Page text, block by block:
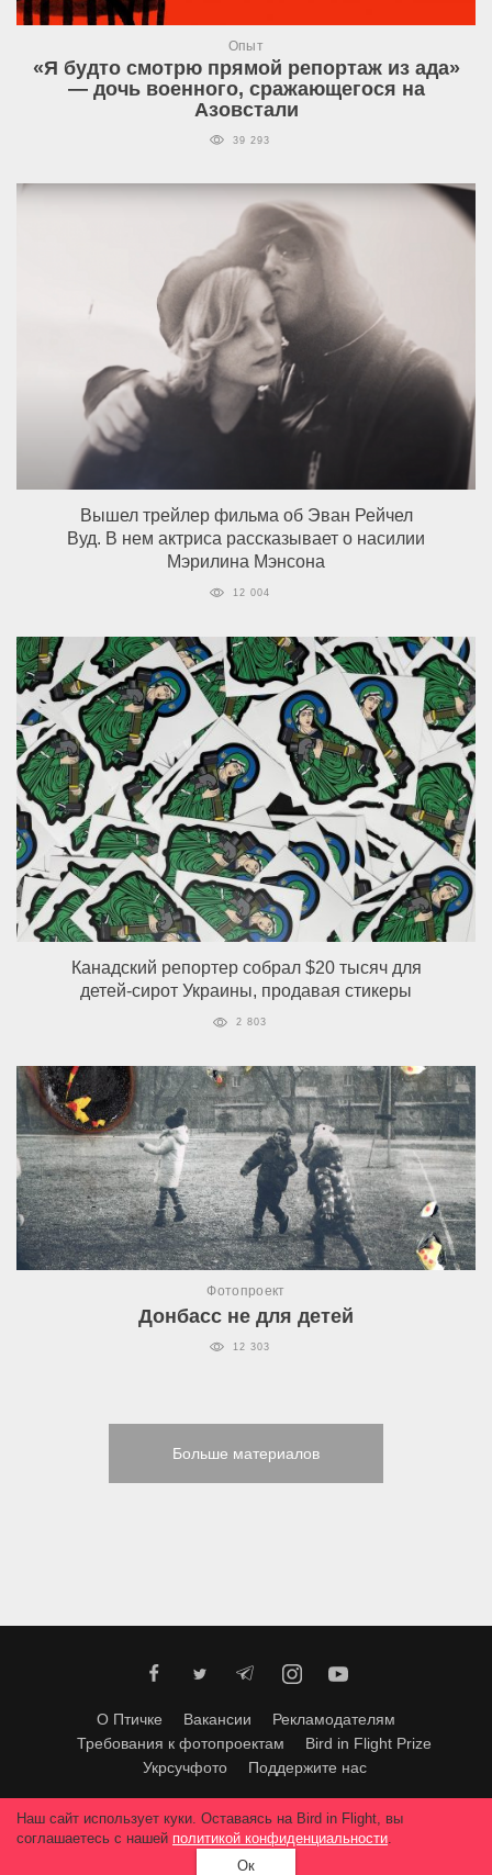
Опыт
«Я будто смотрю прямой репортаж из ада»
— дочь военного, сражающегося на
Азовстали
39 293
Вышел трейлер фильма об Эван Рейчел
Вуд. В нем актриса рассказывает о насилии
Мэрилина Мэнсона
12 004
Канадский репортер собрал $20 тысяч для
детей-сирот Украины, продавая стикеры
2 803
Фотопроект
Донбасс не для детей
12 303
Больше материалов
О Птичке Вакансии
Рекламодателям
Требования к фотопроектам
Bird in Flight Prize
Укрсучфото
Поддержите нас
Любое использование материалов допускается только с согласия
редакции.© 2026, Bird In Flight.
Все права защищены.
Наш сайт использует куки. Оставаясь на Bird in Flight, вы
соглашаетесь с нашей политикой конфиденциальности.
Ок